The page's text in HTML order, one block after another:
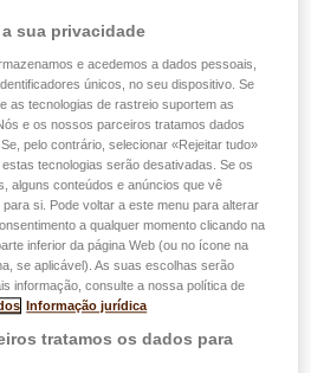
Pension
pensões: o que
sua privacidade
e acedemos a dados pessoais,
únicos, no seu dispositivo. Se
as tecnologias de rastreio suportem as
e os nossos parceiros tratamos dados
pelo contrário, selecionar «Rejeitar tudo»
tecnologias serão desativadas. Se os
alguns conteúdos e anúncios que vê
si. Pode voltar a este menu para alterar
a qualquer momento clicando na
inferior da página Web (ou no ícone na
se aplicável). As suas escolhas serão
informação, consulte a nossa política de
Informação jurídica
tratamos os dados para